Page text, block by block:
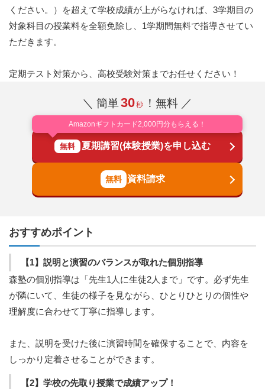
ください。）を超えて学校成績が上がらなければ、3学期目の
対象科目の授業料を全額免除し、1学期間無料で指導させてい
ただきます。
定期テスト対策から、高校受験対策までお任せください！
＼ 簡単30秒 ！無料 ／
Amazonギフトカード2,000円分もらえる！
無料 夏期講習(体験授業)を申し込む
資料請求
おすすめポイント
【1】説明と演習のバランスが取れた個別指導
森塾の個別指導は「先生1人に生徒2人まで」です。必ず先生
が隣にいて、生徒の様子を見ながら、ひとりひとりの個性や
理解度に合わせて丁寧に指導します。
また、説明を受けた後に演習時間を確保することで、内容を
しっかり定着させることができます。
【2】学校の先取り授業で成績アップ！